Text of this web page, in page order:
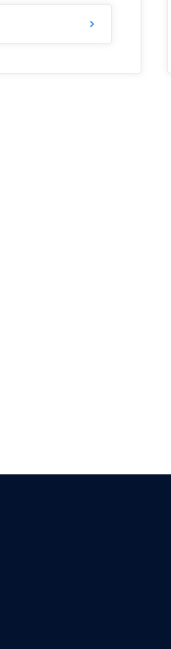
keyboard_arrow_right